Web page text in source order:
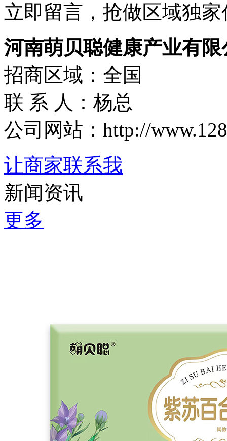
立即留言，抢做区域独
河南萌贝聪健康产业有限
招商区域：全国
联 系 人：杨总
公司网站：http://
让商家联系我
新闻资讯
更多